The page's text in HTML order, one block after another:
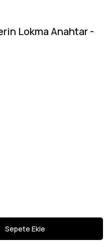
Lokma Anahtar -